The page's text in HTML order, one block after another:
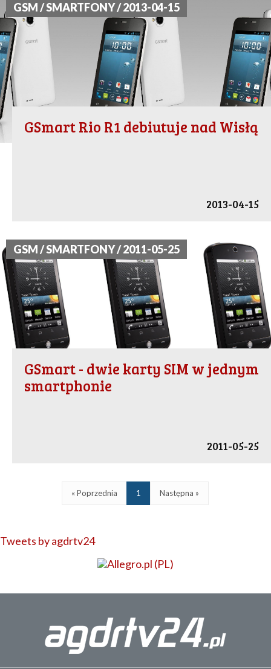
GSM / SMARTFONY / 2013-04-15
GSmart Rio R1 debiutuje nad Wisłą
2013-04-15
GSM / SMARTFONY / 2011-05-25
GSmart - dwie karty SIM w jednym
smartphonie
2011-05-25
« Poprzednia 1 Następna »
Tweets by agdrtv24